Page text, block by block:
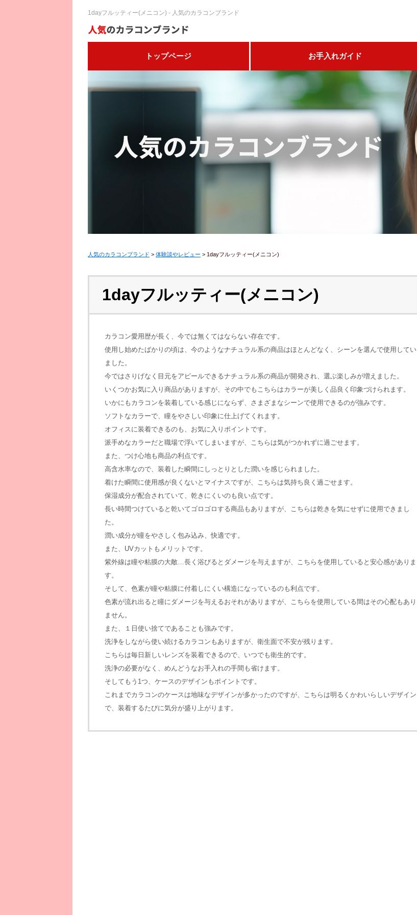
1dayフルッティー(メニコン) - 人気のカラコンブランド
トップページ お手入れガイド
人気のカラコンブランド > 体験談やレビュー > 1dayフルッティー(メニコン)
1dayフルッティー(メニコン)
カラコン愛用歴が長く、今では無くてはならない存在です。
使用し始めたばかりの頃は、今のようなナチュラル系の商品はほとんどなく、シーンを選んで使用してい
ました。
今ではさりげなく目元をアピールできるナチュラル系の商品が開発され、選ぶ楽しみが増えました。
いくつかお気に入り商品がありますが、その中でもこちらはカラーが美しく品良く印象づけられます。
いかにもカラコンを装着している感じにならず、さまざまなシーンで使用できるのが強みです。
ソフトなカラーで、瞳をやさしい印象に仕上げてくれます。
オフィスに装着できるのも、お気に入りポイントです。
派手めなカラーだと職場で浮いてしまいますが、こちらは気がつかれずに過ごせます。
また、つけ心地も商品の利点です。
高含水率なので、装着した瞬間にしっとりとした潤いを感じられました。
着けた瞬間に使用感が良くないとマイナスですが、こちらは気持ち良く過ごせます。
保湿成分が配合されていて、乾きにくいのも良い点です。
長い時間つけていると乾いてゴロゴロする商品もありますが、こちらは乾きを気にせずに使用できまし
た。
潤い成分が瞳をやさしく包み込み、快適です。
また、UVカットもメリットです。
紫外線は瞳や粘膜の大敵…長く浴びるとダメージを与えますが、こちらを使用していると安心感がありま
す。
そして、色素が瞳や粘膜に付着しにくい構造になっているのも利点です。
色素が流れ出ると瞳にダメージを与えるおそれがありますが、こちらを使用している間はその心配もあり
ません。
また、１日使い捨てであることも強みです。
洗浄をしながら使い続けるカラコンもありますが、衛生面で不安が残ります。
こちらは毎日新しいレンズを装着できるので、いつでも衛生的です。
洗浄の必要がなく、めんどうなお手入れの手間も省けます。
そしてもう1つ、ケースのデザインもポイントです。
これまでカラコンのケースは地味なデザインが多かったのですが、こちらは明るくかわいらしいデザイン
で、装着するたびに気分が盛り上がります。